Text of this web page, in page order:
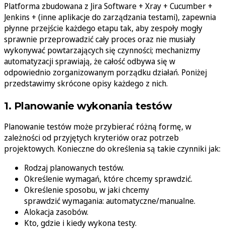
Platforma zbudowana z Jira Software + Xray + Cucumber +
Jenkins + (inne aplikacje do zarządzania testami), zapewnia
płynne przejście każdego etapu tak, aby zespoły mogły
sprawnie przeprowadzić cały proces oraz nie musiały
wykonywać powtarzających się czynności; mechanizmy
automatyzacji sprawiają, że całość odbywa się w
odpowiednio zorganizowanym porządku działań. Poniżej
przedstawimy skrócone opisy każdego z nich.
1. Planowanie wykonania testów
Planowanie testów może przybierać różną formę, w
zależności od przyjętych kryteriów oraz potrzeb
projektowych. Konieczne do określenia są takie czynniki jak:
Rodzaj planowanych testów.
Określenie wymagań, które chcemy sprawdzić.
Określenie sposobu, w jaki chcemy
sprawdzić wymagania: automatyczne/manualne.
Alokacja zasobów.
Kto, gdzie i kiedy wykona testy.